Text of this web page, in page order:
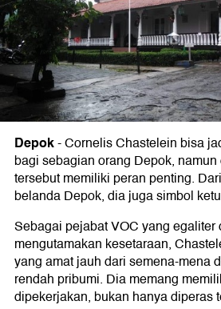
Depok-Cornelis Chastelein bisa
bagi sebagian orang Depok,
tersebut memiliki peran penting.
belanda Depok, dia juga simbol
Sebagai pejabat VOC yang egaliter
mengutamakan kesetaraan,
yang amat jauh dari semena-mena
rendah pribumi. Dia memang
dipekerjakan, bukan hanya diperas